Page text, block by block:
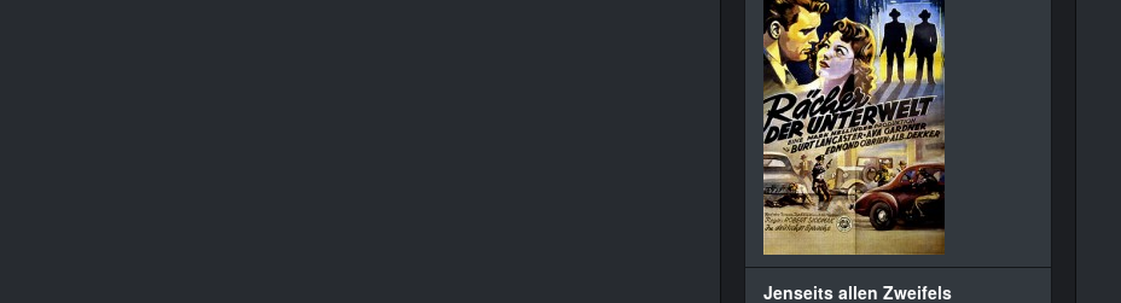
Jenseits allen Zweifels